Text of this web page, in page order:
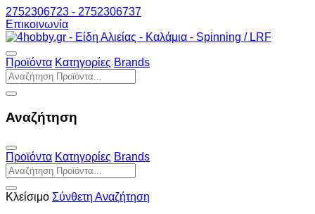
2752306723 - 2752306737
Επικοινωνία
Προϊόντα Κατηγορίες Brands
Αναζήτηση
Προϊόντα Κατηγορίες Brands
Κλείσιμο Σύνθετη Αναζήτηση